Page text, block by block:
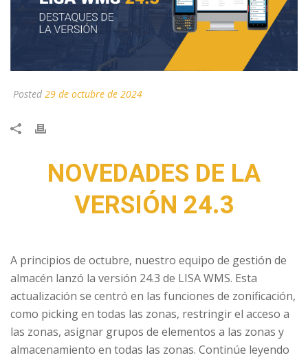
Posted 29 de octubre de 2024
NOVEDADES DE LA
VERSIÓN 24.3
A principios de octubre, nuestro equipo de gestión de
almacén lanzó la versión 24.3 de LISA WMS. Esta
actualización se centró en las funciones de zonificación,
como picking en todas las zonas, restringir el acceso a
las zonas, asignar grupos de elementos a las zonas y
almacenamiento en todas las zonas. Continúe leyendo